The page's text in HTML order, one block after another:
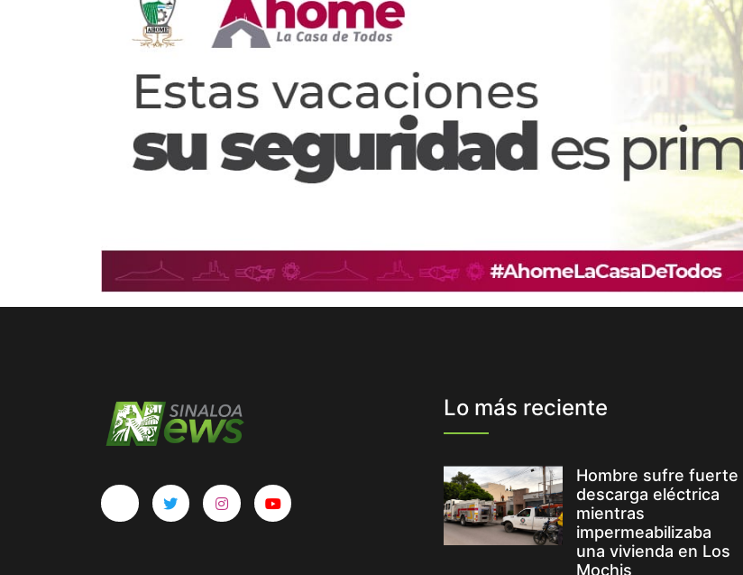
Lo más reciente
Hombre sufre fuerte
descarga eléctrica
mientras
impermeabilizaba
una vivienda en Los
Mochis